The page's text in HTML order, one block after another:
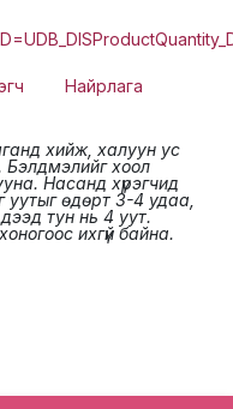
Найрлага
хийж, халуун ус
Бэлдмэлийг хоол
Насанд хүрэгчид
уутыг өдөрт 3-4 удаа,
тун нь 4 уут.
ихгүй байна.